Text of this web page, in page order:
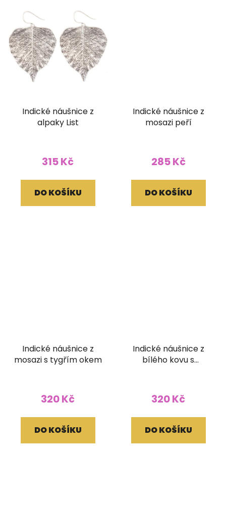
Indické náušnice z
alpaky List
315 Kč
DO KOŠÍKU
Indické náušnice z
mosazi peří
285 Kč
DO KOŠÍKU
Indické náušnice z
mosazi s tygřím okem
320 Kč
DO KOŠÍKU
Indické náušnice z
bílého kovu s
320 Kč
DO KOŠÍKU